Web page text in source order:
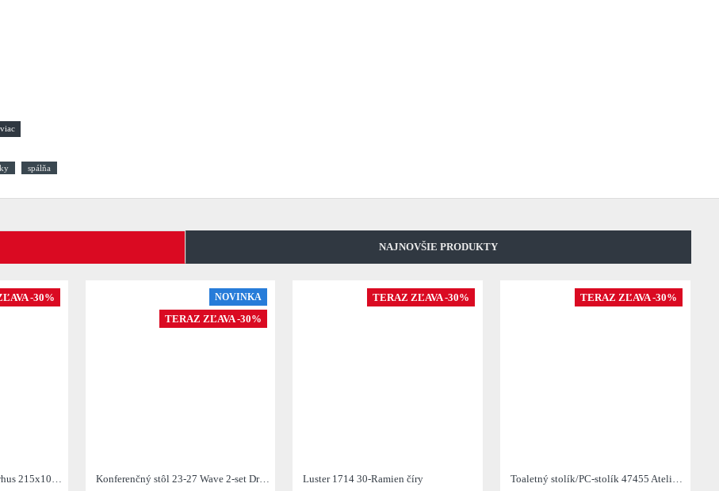
spálňa
NAJNOVŠIE PRODUKTY
-30%
Jedálenský stôl 29-77B Arhus 215x105cm Drevo Hnedá Acacia
NOVINKA
TERAZ ZĽAVA -30%
Konferenčný stôl 23-27 Wave 2-set Drevo Mango
TERAZ ZĽAVA -30%
Luster 1714 30-Ramien číry
TERAZ ZĽAVA -30%
Toaletný stolík/PC-stolík 47455 Atelier 120cm Natural Dub Dyha